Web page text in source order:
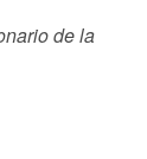
de la